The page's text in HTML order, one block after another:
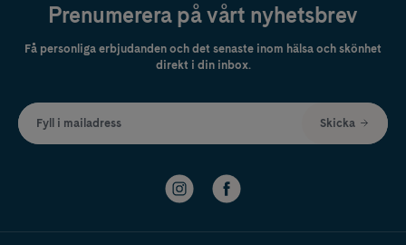
Prenumerera på vårt nyhetsbrev
Få personliga erbjudanden och det senaste inom hälsa och skönhet
direkt i din inbox.
Fyll i mailadress Skicka